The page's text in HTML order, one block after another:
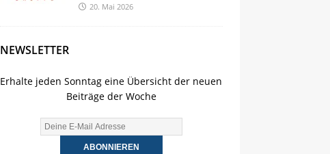
20. Mai 2026
NEWSLETTER
Erhalte jeden Sonntag eine Übersicht der neuen
Beiträge der Woche